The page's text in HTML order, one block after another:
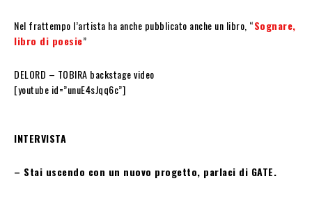
Nel frattempo l’artista ha anche pubblicato anche un libro, “Sognare,
libro di poesie”
DELORD – TOBIRA backstage video
[youtube id=”unuE4sJqq6c”]
INTERVISTA
– Stai uscendo con un nuovo progetto, parlaci di GATE.